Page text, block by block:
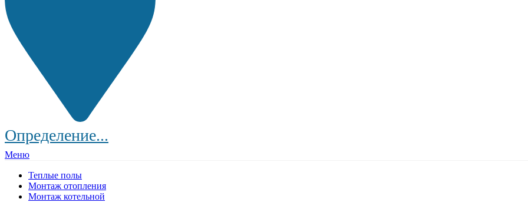
Определение...
Меню
Теплые полы
Монтаж отопления
Монтаж котельной